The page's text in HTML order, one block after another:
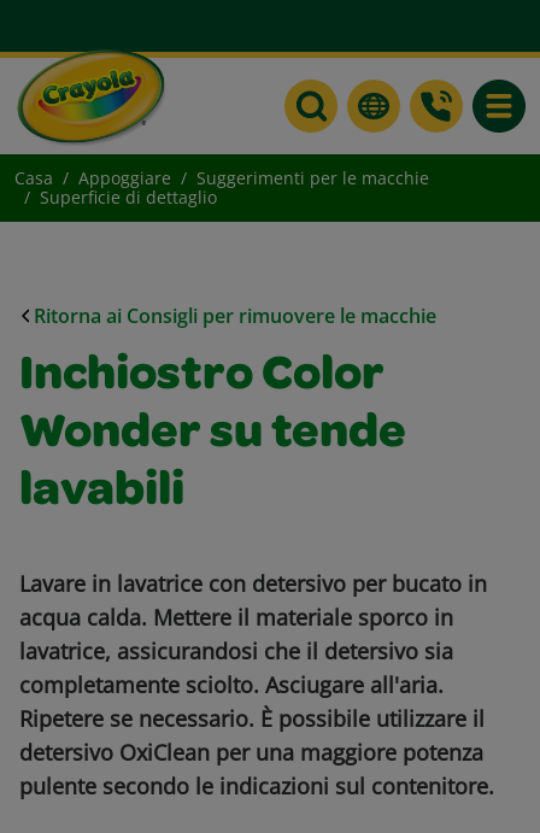
Casa Appoggiare
Suggerimenti per le macchie
Superficie di dettaglio
Ritorna ai Consigli per rimuovere le macchie
Inchiostro Color
Wonder su tende
lavabili
Lavare in lavatrice con detersivo per bucato in
acqua calda. Mettere il materiale sporco in
lavatrice, assicurandosi che il detersivo sia
completamente sciolto. Asciugare all'aria.
Ripetere se necessario. È possibile utilizzare il
detersivo OxiClean per una maggiore potenza
pulente secondo le indicazioni sul contenitore.